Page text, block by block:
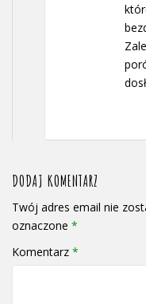
DODAJ KOMENTARZ
Twój adres email nie
oznaczone *
Komentarz *